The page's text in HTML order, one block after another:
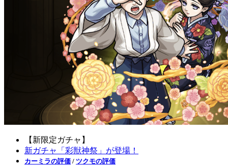
【新限定ガチャ】
新ガチャ「彩獣神祭」が登場！
カーミラの評価 / ツクモの評価